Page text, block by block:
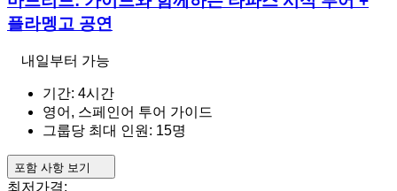
플라멩고 공연
내일부터 가능
기간: 4시간
영어, 스페인어 투어 가이드
그룹당 최대 인원: 15명
포함 사항 보기
최저가격: